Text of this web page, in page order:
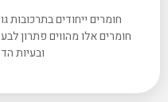
חומרים ייחודים בתרכובות
חומרים אלו מהווים פתרון
ובעיות